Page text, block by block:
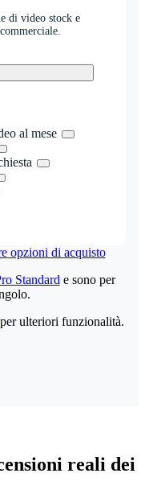
di video stock e
al mese
opzioni di acquisto
Standard e sono per
per ulteriori funzionalità.
reali dei